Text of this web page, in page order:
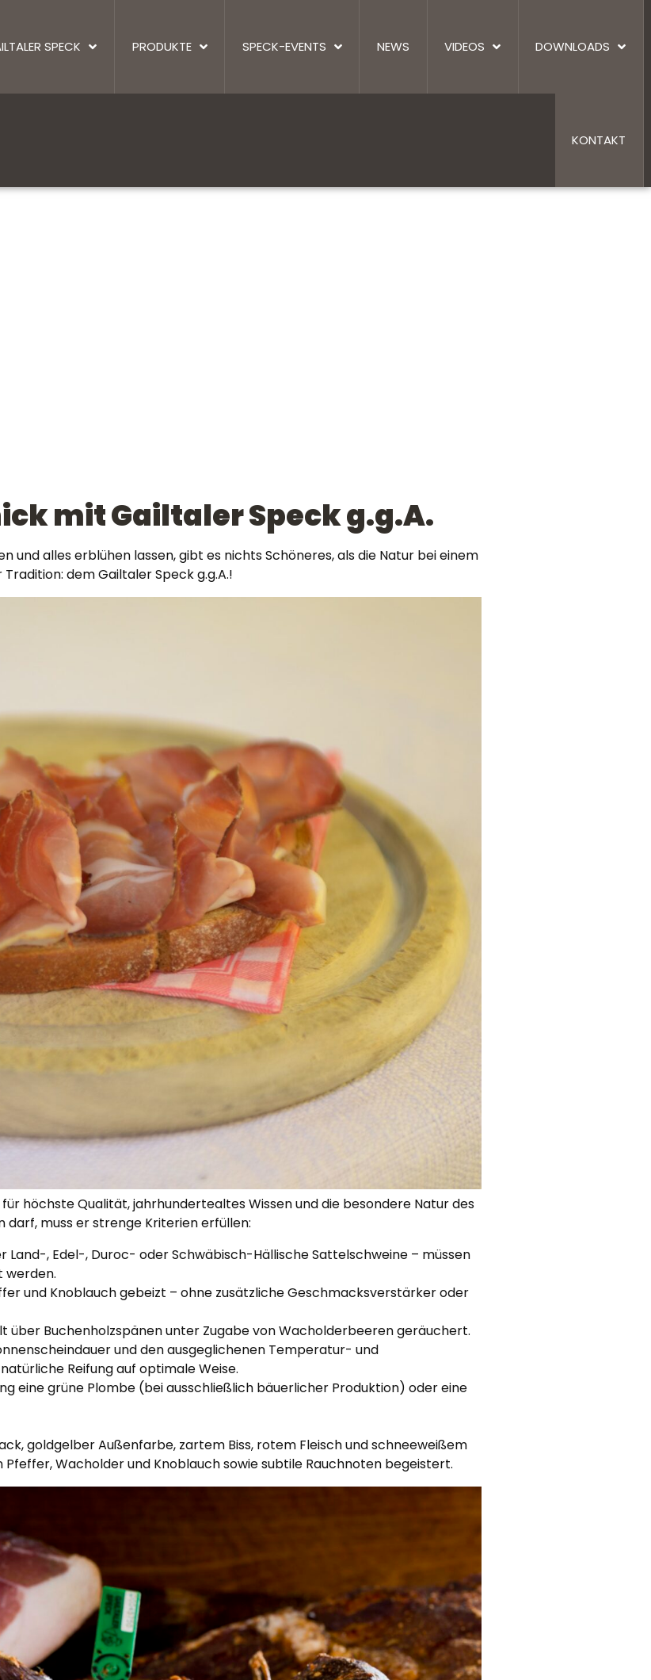
SPECK PRODUKTE SPECK-EVENTS NEWS VIDEOS DOWNLOADS
KONTAKT
mit Gailtaler Speck g.g.A.
alles erblühen lassen, gibt es nichts Schöneres, als die Natur bei einem
dem Gailtaler Speck g.g.A.!
höchste Qualität, jahrhundertealtes Wissen und die besondere Natur des
darf, muss er strenge Kriterien erfüllen:
, Edel-, Duroc- oder Schwäbisch-Hällische Sattelschweine – müssen
werden.
und Knoblauch gebeizt – ohne zusätzliche Geschmacksverstärker oder
Buchenholzspänen unter Zugabe von Wacholderbeeren geräuchert.
und den ausgeglichenen Temperatur- und
Reifung auf optimale Weise.
eine grüne Plombe (bei ausschließlich bäuerlicher Produktion) oder eine
goldgelber Außenfarbe, zartem Biss, rotem Fleisch und schneeweißem
Wacholder und Knoblauch sowie subtile Rauchnoten begeistert.